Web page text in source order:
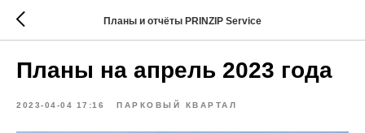
Планы и отчёты PRINZIP Service
Планы на апрель 2023 года
2023-04-04 17:16 ПАРКОВЫЙ КВАРТАЛ